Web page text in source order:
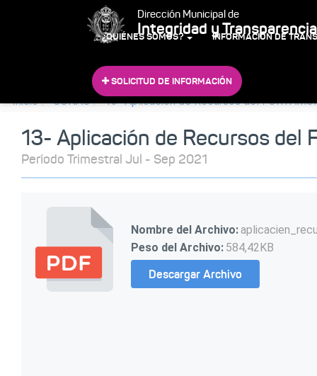
Dirección Municipal de
Integridad y Transparencia
¿QUIÉNES SOMOS? INFORMACIÓN DE
SOLICITUD DE INFORMACIÓN
Inicio CONAC 13- Aplicación de Recursos del
13- Aplicación de Recursos del
Período Trimestral Jul - Sep 2021
Nombre del Archivo:
Peso del Archivo: 584,42KB
Descargar Archivo